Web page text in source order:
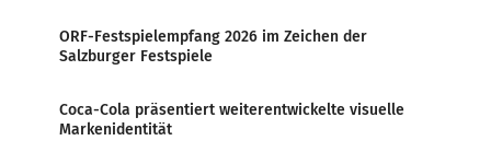
ORF-Festspielempfang 2026 im Zeichen der
Salzburger Festspiele
Coca-Cola präsentiert weiterentwickelte visuelle
Markenidentität